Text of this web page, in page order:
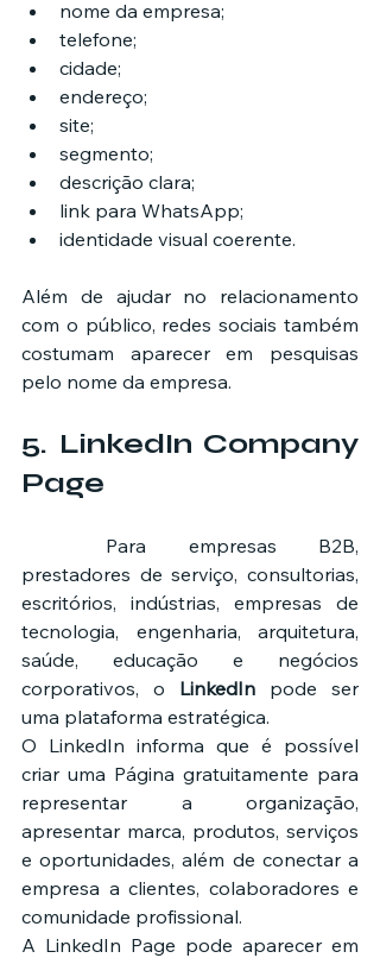
nome da empresa;
telefone;
cidade;
endereço;
site;
segmento;
descrição clara;
link para WhatsApp;
identidade visual coerente.
Além de ajudar no relacionamento
com o público, redes sociais também
costumam aparecer em pesquisas
pelo nome da empresa.
5. LinkedIn Company
Page
prestadores de serviço, consultorias,
escritórios, indústrias, empresas de
tecnologia, engenharia, arquitetura,
saúde, educação e negócios
corporativos, o LinkedIn pode ser
uma plataforma estratégica.
O LinkedIn informa que é possível
criar uma Página gratuitamente para
representar a organização,
apresentar marca, produtos, serviços
e oportunidades, além de conectar a
empresa a clientes, colaboradores e
comunidade profissional.
A LinkedIn Page pode aparecer em